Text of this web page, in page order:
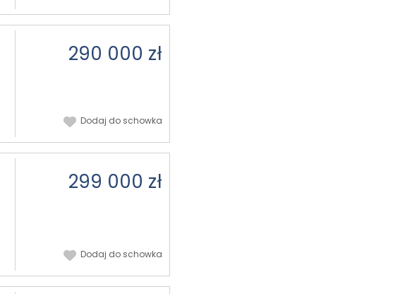
290 000 zł
Dodaj do schowka
299 000 zł
Dodaj do schowka